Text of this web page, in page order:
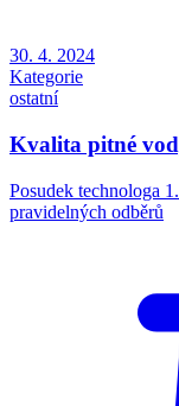
30. 4. 2024
Kategorie
ostatní
Kvalita pitné
Posudek technologa
pravidelných odběrů